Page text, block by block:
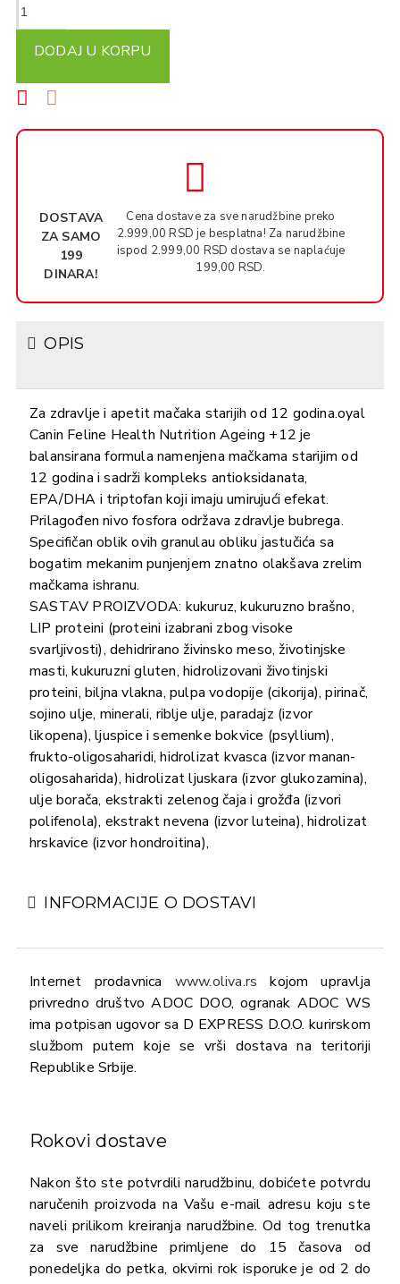
DODAJ U KORPU
DOSTAVA
ZA SAMO
199
DINARA!
Cena dostave za sve narudžbine preko
2.999,00 RSD je besplatna! Za narudžbine
ispod 2.999,00 RSD dostava se naplaćuje
199,00 RSD.
OPIS
Za zdravlje i apetit mačaka starijih od 12 godina.oyal
Canin Feline Health Nutrition Ageing +12 je
balansirana formula namenjena mačkama starijim od
12 godina i sadrži kompleks antioksidanata,
EPA/DHA i triptofan koji imaju umirujući efekat.
Prilagođen nivo fosfora održava zdravlje bubrega.
Specifičan oblik ovih granulau obliku jastučića sa
bogatim mekanim punjenjem znatno olakšava zrelim
mačkama ishranu.
SASTAV PROIZVODA: kukuruz, kukuruzno brašno,
LIP proteini (proteini izabrani zbog visoke
svarljivosti), dehidrirano živinsko meso, životinjske
masti, kukuruzni gluten, hidrolizovani životinjski
proteini, biljna vlakna, pulpa vodopije (cikorija), pirinač,
sojino ulje, minerali, riblje ulje, paradajz (izvor
likopena), ljuspice i semenke bokvice (psyllium),
frukto-oligosaharidi, hidrolizat kvasca (izvor manan-
oligosaharida), hidrolizat ljuskara (izvor glukozamina),
ulje borača, ekstrakti zelenog čaja i grožđa (izvori
polifenola), ekstrakt nevena (izvor luteina), hidrolizat
hrskavice (izvor hondroitina),
INFORMACIJE O DOSTAVI
Internet prodavnica www.oliva.rs kojom upravlja
privredno društvo ADOC DOO, ogranak ADOC WS
ima potpisan ugovor sa D EXPRESS D.O.O. kurirskom
službom putem koje se vrši dostava na teritoriji
Republike Srbije.
Rokovi dostave
Nakon što ste potvrdili narudžbinu, dobićete potvrdu
naručenih proizvoda na Vašu e-mail adresu koju ste
naveli prilikom kreiranja narudžbine. Od tog trenutka
za sve narudžbine primljene do 15 časova od
ponedeljka do petka, okvirni rok isporuke je od 2 do